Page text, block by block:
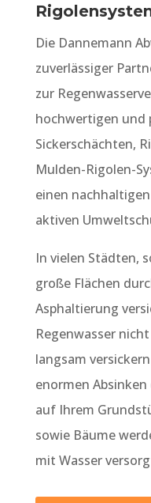
Die Dannemann
zuverlässiger
zur
hochwertigen und
Sickerschächten,
Mulden-Rigolen-
einen
aktiven
In vielen Städten,
große Flächen
Asphaltierung
Regenwasser
langsam
enormen
auf Ihrem
sowie Bäume
mit Wasser